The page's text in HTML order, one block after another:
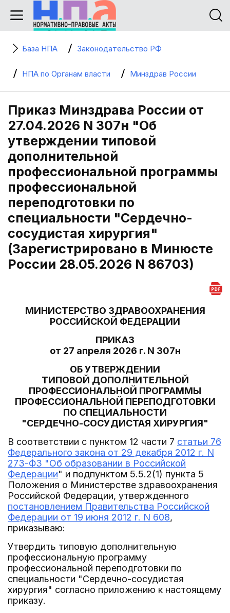
База НПА Законодательство РФ
НПА по Органам власти Минздрав России
Приказ Минздрава России от
27.04.2026 N 307н "Об
утверждении типовой
дополнительной
профессиональной программы
профессиональной
переподготовки по
специальности "Сердечно-
сосудистая хирургия"
(Зарегистрировано в Минюсте
России 28.05.2026 N 86703)
МИНИСТЕРСТВО ЗДРАВООХРАНЕНИЯ
РОССИЙСКОЙ ФЕДЕРАЦИИ
ПРИКАЗ
от 27 апреля 2026 г. N 307н
ОБ УТВЕРЖДЕНИИ
ТИПОВОЙ ДОПОЛНИТЕЛЬНОЙ
ПРОФЕССИОНАЛЬНОЙ ПРОГРАММЫ
ПРОФЕССИОНАЛЬНОЙ ПЕРЕПОДГОТОВКИ
ПО СПЕЦИАЛЬНОСТИ
"СЕРДЕЧНО-СОСУДИСТАЯ ХИРУРГИЯ"
В соответствии с пунктом 12 части 7 статьи 76
Федерального закона от 29 декабря 2012 г. N
273-ФЗ "Об образовании в Российской
Федерации" и подпунктом 5.5.2(1) пункта 5
Положения о Министерстве здравоохранения
Российской Федерации, утвержденного
постановлением Правительства Российской
Федерации от 19 июня 2012 г. N 608,
приказываю:
Утвердить типовую дополнительную
профессиональную программу
профессиональной переподготовки по
специальности "Сердечно-сосудистая
хирургия" согласно приложению к настоящему
приказу.